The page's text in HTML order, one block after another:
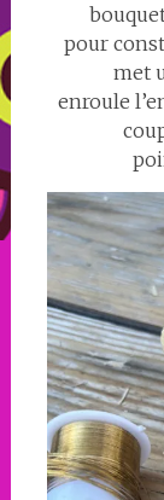
pour
met
enroule